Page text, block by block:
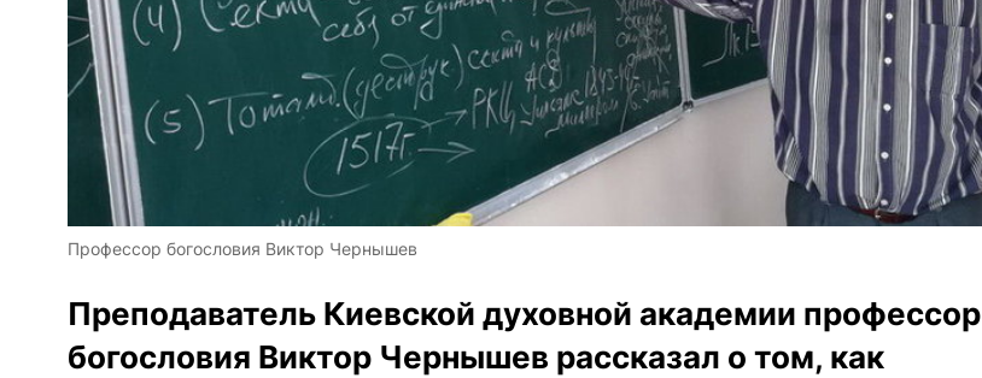
Профессор богословия Виктор Чернышев
Преподаватель Киевской духовной академии профессор
богословия Виктор Чернышев рассказал о том, как